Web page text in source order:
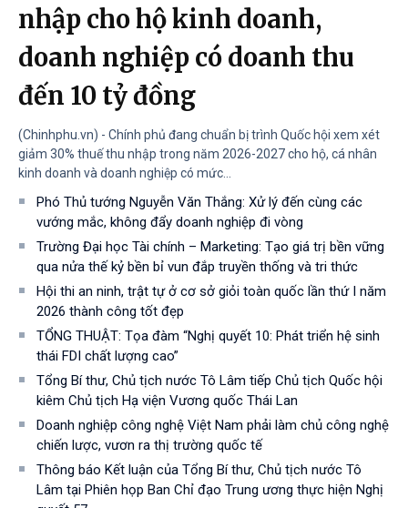
nhập cho hộ kinh doanh,
doanh nghiệp có doanh thu
đến 10 tỷ đồng
(Chinhphu.vn) - Chính phủ đang chuẩn bị trình Quốc hội xem xét
giảm 30% thuế thu nhập trong năm 2026-2027 cho hộ, cá nhân
kinh doanh và doanh nghiệp có mức...
Phó Thủ tướng Nguyễn Văn Thắng: Xử lý đến cùng các
vướng mắc, không đẩy doanh nghiệp đi vòng
Trường Đại học Tài chính – Marketing: Tạo giá trị bền vững
qua nửa thế kỷ bền bỉ vun đắp truyền thống và tri thức
Hội thi an ninh, trật tự ở cơ sở giỏi toàn quốc lần thứ I năm
2026 thành công tốt đẹp
TỔNG THUẬT: Tọa đàm “Nghị quyết 10: Phát triển hệ sinh
thái FDI chất lượng cao”
Tổng Bí thư, Chủ tịch nước Tô Lâm tiếp Chủ tịch Quốc hội
kiêm Chủ tịch Hạ viện Vương quốc Thái Lan
Doanh nghiệp công nghệ Việt Nam phải làm chủ công nghệ
chiến lược, vươn ra thị trường quốc tế
Thông báo Kết luận của Tổng Bí thư, Chủ tịch nước Tô
Lâm tại Phiên họp Ban Chỉ đạo Trung ương thực hiện Nghị